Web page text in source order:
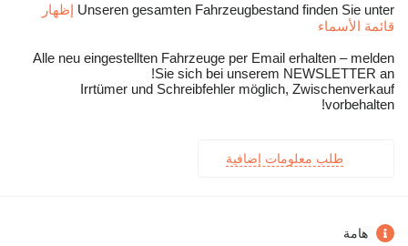
Unseren gesamten Fahrzeugbestand finden Sie unter إظهار
قائمة الأسماء
Alle neu eingestellten Fahrzeuge per Email erhalten – melden
Sie sich bei unserem NEWSLETTER an!
Irrtümer und Schreibfehler möglich, Zwischenverkauf
vorbehalten!
طلب معلومات إضافية
هامة